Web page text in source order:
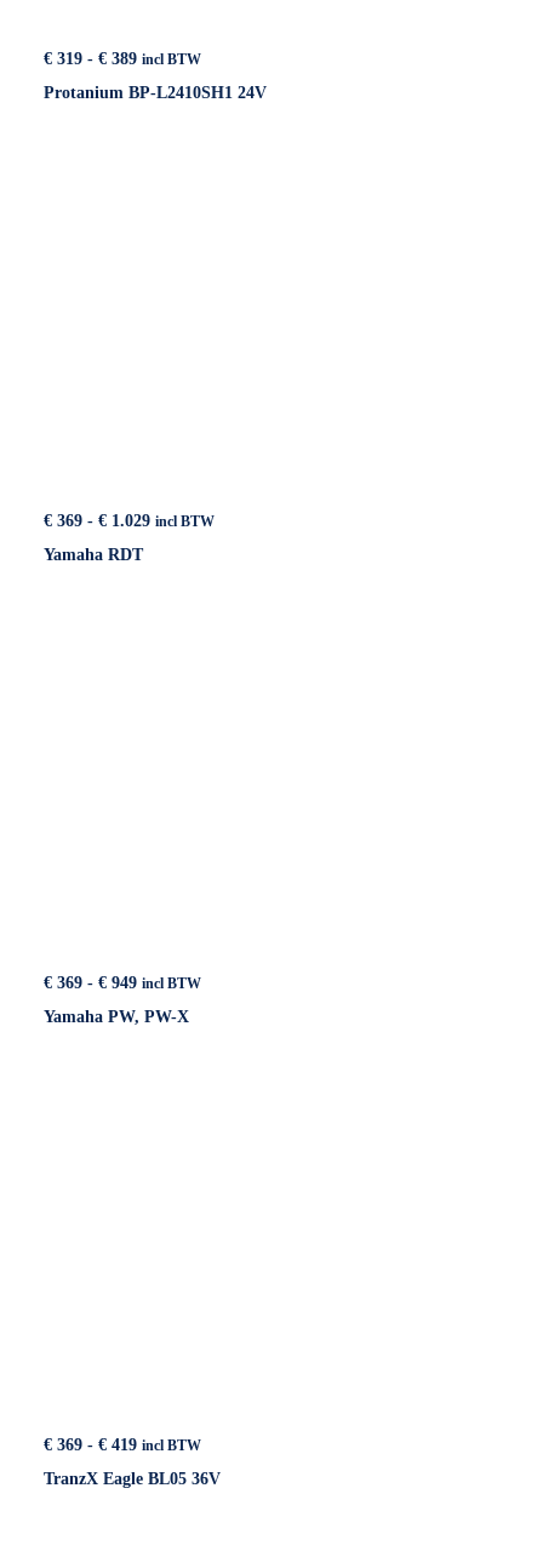
€ 319 - € 389Prijsklasse:
tot
incl BTW
Protanium BP-L2410SH1 24V
€ 369 - € 1.029Prijsklasse:
incl BTW
Yamaha RDT
€ 369 - € 949Prijsklasse:
tot
incl BTW
Yamaha PW, PW-X
€ 369 - € 419Prijsklasse:
tot
incl BTW
TranzX Eagle BL05 36V